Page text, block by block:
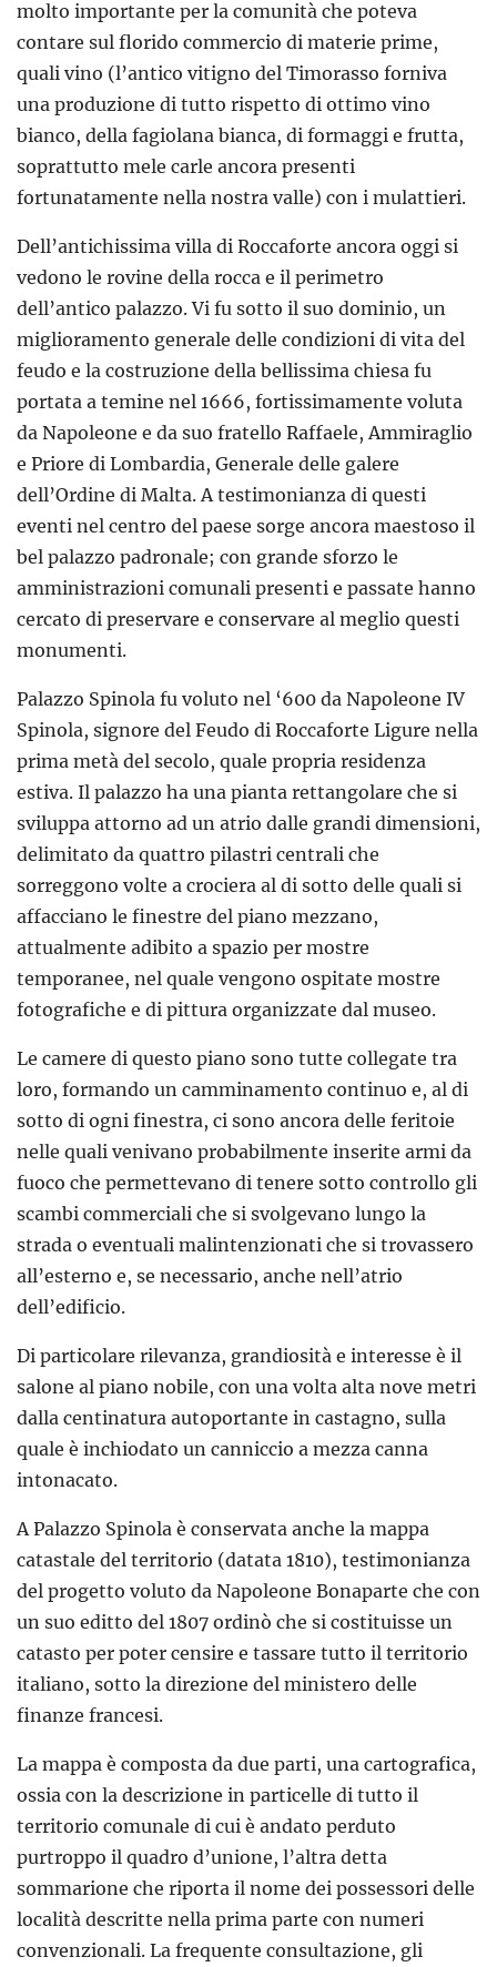
molto importante per la comunità che poteva
contare sul florido commercio di materie prime,
quali vino (l’antico vitigno del Timorasso forniva
una produzione di tutto rispetto di ottimo vino
bianco, della fagiolana bianca, di formaggi e frutta,
soprattutto mele carle ancora presenti
fortunatamente nella nostra valle) con i mulattieri.
Dell’antichissima villa di Roccaforte ancora oggi si
vedono le rovine della rocca e il perimetro
dell’antico palazzo. Vi fu sotto il suo dominio, un
miglioramento generale delle condizioni di vita del
feudo e la costruzione della bellissima chiesa fu
portata a temine nel 1666, fortissimamente voluta
da Napoleone e da suo fratello Raffaele, Ammiraglio
e Priore di Lombardia, Generale delle galere
dell’Ordine di Malta. A testimonianza di questi
eventi nel centro del paese sorge ancora maestoso il
bel palazzo padronale; con grande sforzo le
amministrazioni comunali presenti e passate hanno
cercato di preservare e conservare al meglio questi
monumenti.
Palazzo Spinola fu voluto nel ‘600 da Napoleone IV
Spinola, signore del Feudo di Roccaforte Ligure nella
prima metà del secolo, quale propria residenza
estiva. Il palazzo ha una pianta rettangolare che si
sviluppa attorno ad un atrio dalle grandi dimensioni,
delimitato da quattro pilastri centrali che
sorreggono volte a crociera al di sotto delle quali si
affacciano le finestre del piano mezzano,
attualmente adibito a spazio per mostre
temporanee, nel quale vengono ospitate mostre
fotografiche e di pittura organizzate dal museo.
Le camere di questo piano sono tutte collegate tra
loro, formando un camminamento continuo e, al di
sotto di ogni finestra, ci sono ancora delle feritoie
nelle quali venivano probabilmente inserite armi da
fuoco che permettevano di tenere sotto controllo gli
scambi commerciali che si svolgevano lungo la
strada o eventuali malintenzionati che si trovassero
all’esterno e, se necessario, anche nell’atrio
dell’edificio.
Di particolare rilevanza, grandiosità e interesse è il
salone al piano nobile, con una volta alta nove metri
dalla centinatura autoportante in castagno, sulla
quale è inchiodato un canniccio a mezza canna
intonacato.
A Palazzo Spinola è conservata anche la mappa
catastale del territorio (datata 1810), testimonianza
del progetto voluto da Napoleone Bonaparte che con
un suo editto del 1807 ordinò che si costituisse un
catasto per poter censire e tassare tutto il territorio
italiano, sotto la direzione del ministero delle
finanze francesi.
La mappa è composta da due parti, una cartografica,
ossia con la descrizione in particelle di tutto il
territorio comunale di cui è andato perduto
purtroppo il quadro d’unione, l’altra detta
sommarione che riporta il nome dei possessori delle
località descritte nella prima parte con numeri
convenzionali. La frequente consultazione, gli